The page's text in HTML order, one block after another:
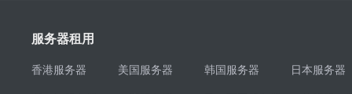
服务器租用
香港服务器 美国服务器 韩国服务器 日本服务器